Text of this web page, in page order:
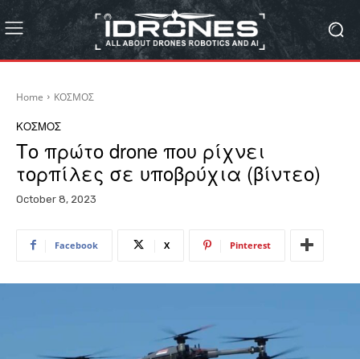
Home ΚΟΣΜΟΣ
ΚΟΣΜΟΣ
Το πρώτο drone που ρίχνει
τορπίλες σε υποβρύχια (βίντεο)
October 8, 2023
Facebook X Pinterest